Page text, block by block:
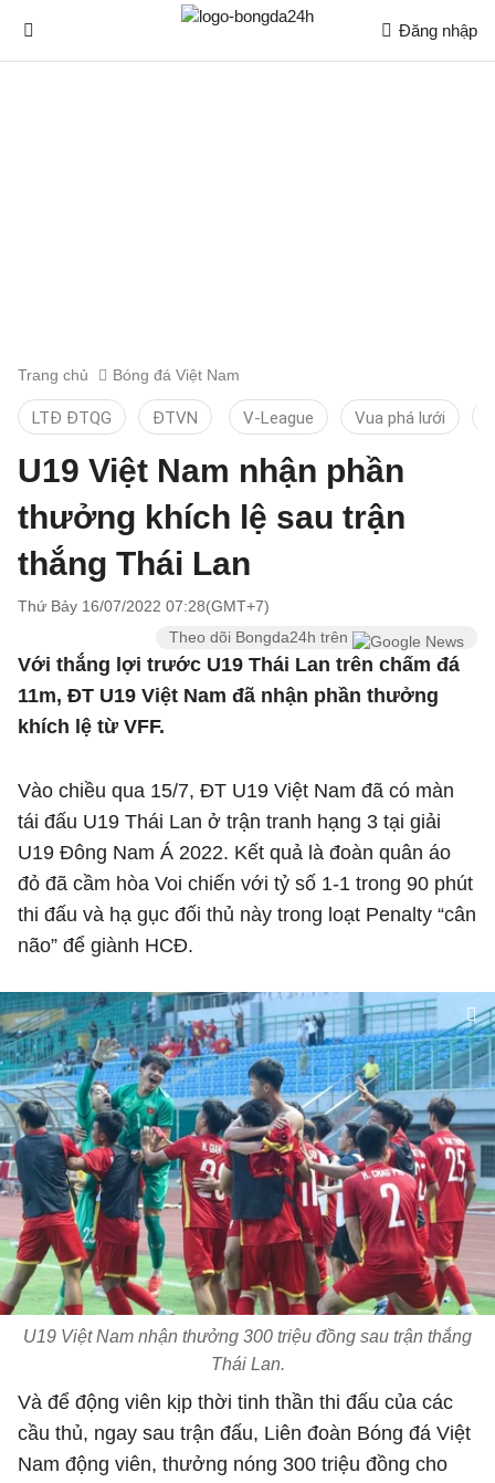
Đăng nhập
Trang chủ Bóng đá Việt Nam
LTĐ ĐTQG ĐTVN V-League Vua phá lưới
U19 Việt Nam nhận phần
thưởng khích lệ sau trận
thắng Thái Lan
Thứ Bảy 16/07/2022 07:28(GMT+7)
Theo dõi Bongda24h trên
Với thắng lợi trước U19 Thái Lan trên chấm đá
11m, ĐT U19 Việt Nam đã nhận phần thưởng
khích lệ từ VFF.
Vào chiều qua 15/7, ĐT U19 Việt Nam đã có màn
tái đấu U19 Thái Lan ở trận tranh hạng 3 tại giải
U19 Đông Nam Á 2022. Kết quả là đoàn quân áo
đỏ đã cầm hòa Voi chiến với tỷ số 1-1 trong 90 phút
thi đấu và hạ gục đối thủ này trong loạt Penalty “cân
não” để giành HCĐ.
U19 Việt Nam nhận thưởng 300 triệu đồng sau trận thắng
Thái Lan.
Và để động viên kịp thời tinh thần thi đấu của các
cầu thủ, ngay sau trận đấu, Liên đoàn Bóng đá Việt
Nam động viên, thưởng nóng 300 triệu đồng cho